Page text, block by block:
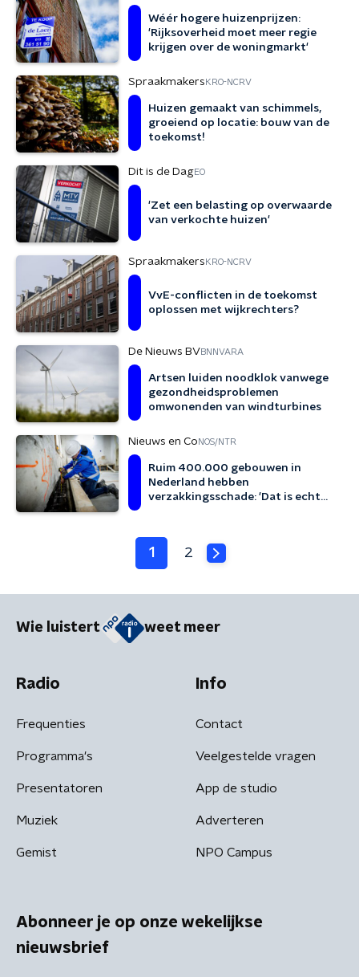
Wéér hogere huizenprijzen:
'Rijksoverheid moet meer regie
krijgen over de woningmarkt'
Spraakmakers KRO-NCRV
Huizen gemaakt van schimmels,
groeiend op locatie: bouw van de
toekomst!
Dit is de DagEO
'Zet een belasting op overwaarde
van verkochte huizen'
Spraakmakers KRO-NCRV
VvE-conflicten in de toekomst
oplossen met wijkrechters?
De Nieuws BVBNNVARA
Artsen luiden noodklok vanwege
gezondheidsproblemen
omwonenden van windturbines
Nieuws en Co NOS/NTR
Ruim 400.000 gebouwen in
Nederland hebben
verzakkingsschade: 'Dat is echt
1 2
Wie luistert weet meer
Radio
Frequenties
Programma's
Presentatoren
Muziek
Gemist
Info
Contact
Veelgestelde vragen
App de studio
Adverteren
NPO Campus
Abonneer je op onze wekelijkse
nieuwsbrief